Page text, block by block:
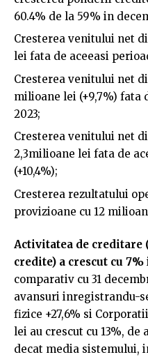
60.4% de la 59% in
Cresterea venitului net
lei fata de aceeasi
Cresterea venitului net
milioane lei (+9,7%) fata
2023;
Cresterea venitului net
2,3milioane lei fata de
(+10,4%);
Cresterea rezultatului
provizioane cu 12
Activitatea de
credite) a crescut cu 7%
comparativ cu 31
avansuri inregistrandu-
fizice +27,6% si
lei au crescut cu 13%,
decat media sistemului,